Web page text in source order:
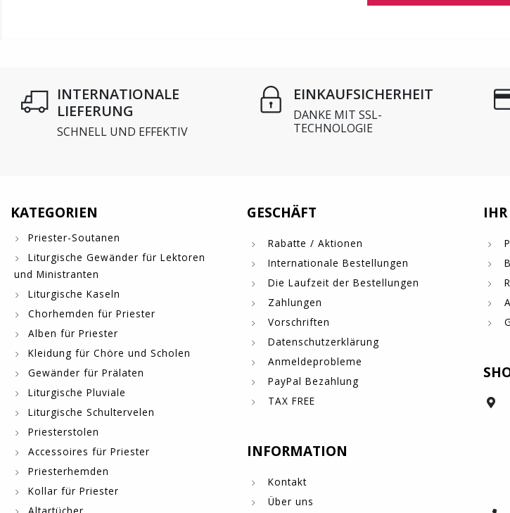
INTERNATIONALE
LIEFERUNG
SCHNELL UND EFFEKTIV
EINKAUFSICHERHEIT
DANKE MIT SSL-
TECHNOLOGIE
KATEGORIEN
Priester-Soutanen
Liturgische Gewänder für Lektoren
und Ministranten
Liturgische Kaseln
Chorhemden für Priester
Alben für Priester
Kleidung für Chöre und Scholen
Gewänder für Prälaten
Liturgische Pluviale
Liturgische Schultervelen
Priesterstolen
Accessoires für Priester
Priesterhemden
Kollar für Priester
GESCHÄFT
Rabatte / Aktionen
Internationale Bestellungen
Die Laufzeit der Bestellungen
Zahlungen
Vorschriften
Datenschutzerklärung
Anmeldeprobleme
PayPal Bezahlung
TAX FREE
INFORMATION
Kontakt
Über uns